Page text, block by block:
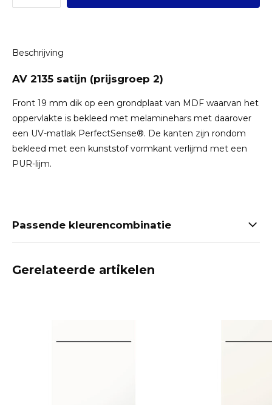
Beschrijving
AV 2135 satijn (prijsgroep 2)
Front 19 mm dik op een grondplaat van MDF waarvan het
oppervlakte is bekleed met melaminehars met daarover
een UV-matlak PerfectSense®. De kanten zijn rondom
bekleed met een kunststof vormkant verlijmd met een
PUR-lijm.
Passende kleurencombinatie
Gerelateerde artikelen